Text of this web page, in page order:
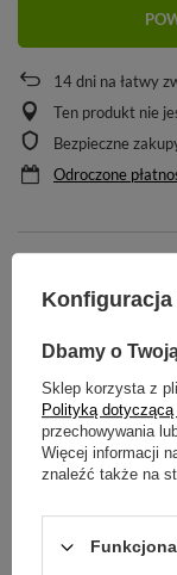
14dni na łatwy
Ten produkt nie
Bezpieczne
Odroczone
ZADAJ PYTANIE
OPINIE
ZOBACZ
Konfiguracja
Dbamy o
Sklep korzysta z
Polityką
przechowywania
Więcej informacji
znaleźć także na